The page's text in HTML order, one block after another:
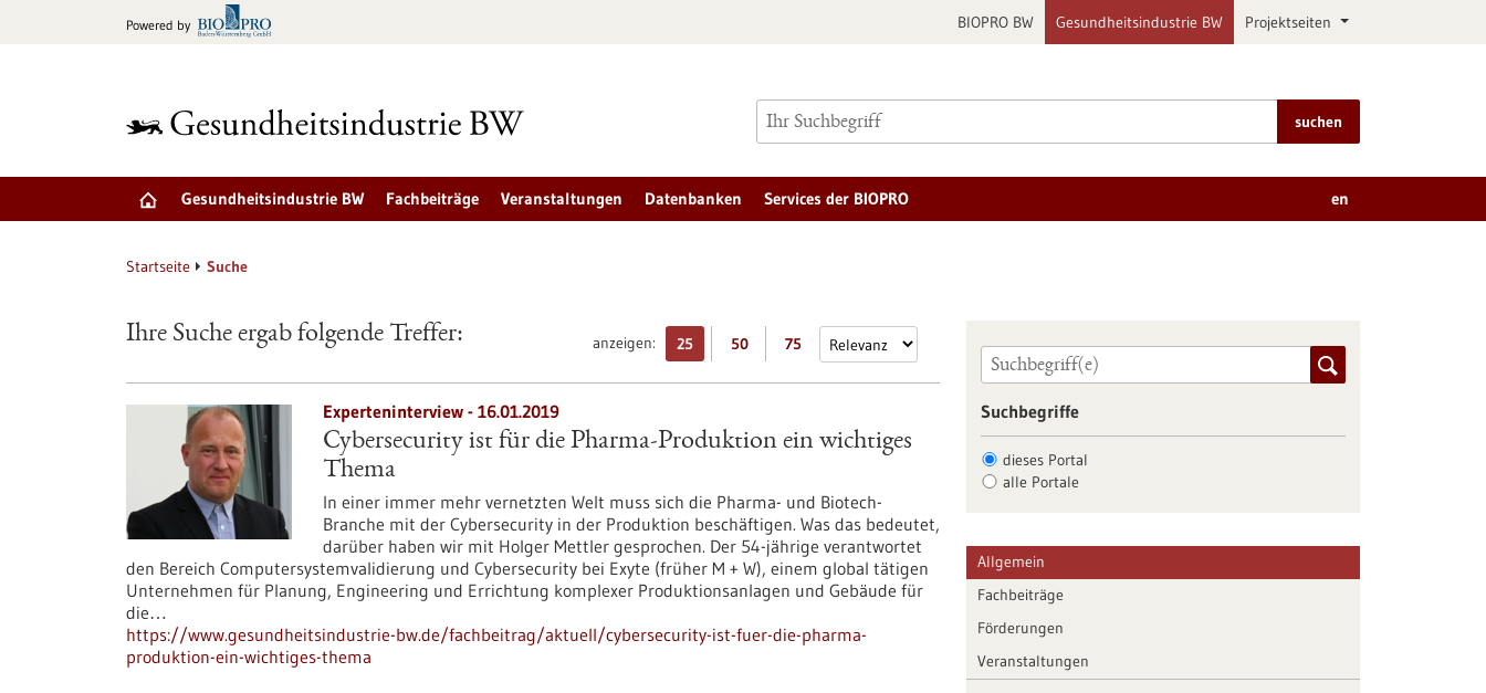
Powered by BIOPRO BW Gesundheitsindustrie BW Projektseiten
suchen
Gesundheitsindustrie BW Fachbeiträge Veranstaltungen Datenbanken Services der BIOPRO en
Startseite Suche
anzeigen: 25 50 75
Ihre Suche ergab folgende Treffer:
Experteninterview - 16.01.2019
Cybersecurity ist für die Pharma-Produktion ein wichtiges
Thema
In einer immer mehr vernetzten Welt muss sich die Pharma- und Biotech-
Branche mit der Cybersecurity in der Produktion beschäftigen. Was das bedeutet,
darüber haben wir mit Holger Mettler gesprochen. Der 54-jährige verantwortet
den Bereich Computersystemvalidierung und Cybersecurity bei Exyte (früher M + W), einem global tätigen
Unternehmen für Planung, Engineering und Errichtung komplexer Produktionsanlagen und Gebäude für
die…
https://www.gesundheitsindustrie-bw.de/fachbeitrag/aktuell/cybersecurity-ist-fuer-die-pharma-
produktion-ein-wichtiges-thema
Suchbegriffe
dieses Portal
alle Portale
Allgemein
Fachbeiträge
Förderungen
Veranstaltungen